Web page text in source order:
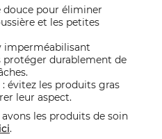
douce pour éliminer
et les petites
imperméabilisant
protéger durablement de
évitez les produits gras
leur aspect.
les produits de soin
.